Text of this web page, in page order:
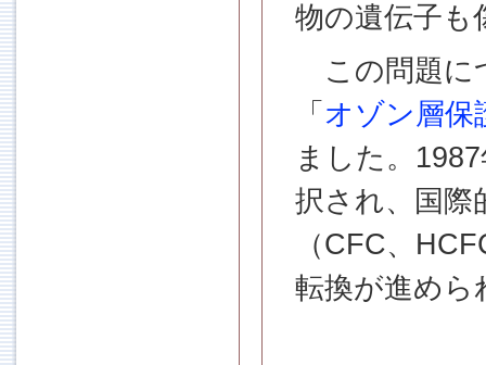
物の遺伝子も
この問題に
「 オゾン層保
ました。
択され、国際
（CFC、
転換が進めら